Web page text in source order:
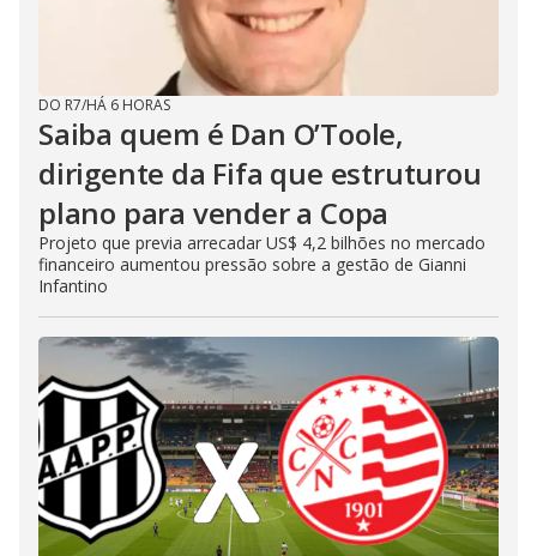
DO R7/HÁ 6 HORAS
Saiba quem é Dan O’Toole,
dirigente da Fifa que estruturou
plano para vender a Copa
Projeto que previa arrecadar US$ 4,2 bilhões no mercado
financeiro aumentou pressão sobre a gestão de Gianni
Infantino